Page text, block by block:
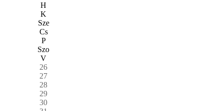
H
K
Sze
Cs
P
Szo
V
26
27
28
29
30